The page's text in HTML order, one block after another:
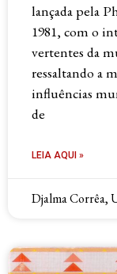
lançada pela
1981, com o
vertentes da
ressaltando a
influências
de
LEIA AQUI »
Djalma Corrêa,